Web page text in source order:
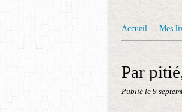
Accueil Mes
Par
Publié le 9